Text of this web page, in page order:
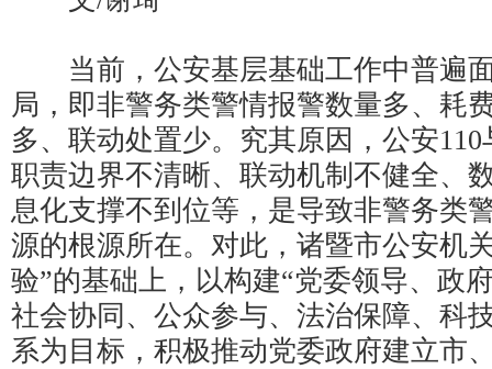
当前，公安基层基础工作中普遍面
局，即非警务类警情报警数量多、耗
多、联动处置少。究其原因，公安
职责边界不清晰、联动机制不健全、
息化支撑不到位等，是导致非警务类
源的根源所在。对此，诸暨市公安机
验”的基础上，以构建“党委领导、政
社会协同、公众参与、法治保障、科
系为目标，积极推动党委政府建立市